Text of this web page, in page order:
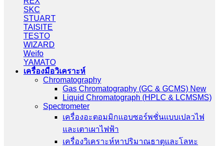
SKC
STUART
TAISITE
TESTO
WIZARD
Weifo
YAMATO
เครื่องมือวิเคราะห์
Chromatography
Gas Chromatography (GC & GCMS) New
Liquid Chromatograph (HPLC & LCMSMS)
Spectrometer
เครื่องอะตอมมิกแอบซอร์พชั่นแบบเปลวไฟ
และเตาเผาไฟฟ้า
เครื่องวิเคราะห์หาปริมาณธาตุและโลหะ